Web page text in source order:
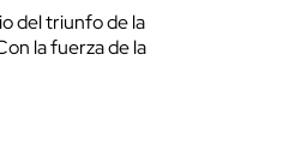
del triunfo de la
la fuerza de la